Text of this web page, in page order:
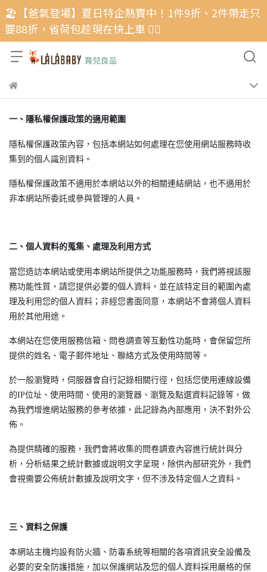
🏖️【爸氣登場】夏日特企熱賣中！1件9折、2件帶走只
要88折，省荷包趁現在快上車 🏃‍♂️
一、隱私權保護政策的適用範圍
隱私權保護政策內容，包括本網站如何處理在您使用網站服務時收
集到的個人識別資料。
隱私權保護政策不適用於本網站以外的相關連結網站，也不適用於
非本網站所委託或參與管理的人員。
二、個人資料的蒐集、處理及利用方式
當您造訪本網站或使用本網站所提供之功能服務時，我們將視該服
務功能性質，請您提供必要的個人資料，並在該特定目的範圍內處
理及利用您的個人資料；非經您書面同意，本網站不會將個人資料
用於其他用途。
本網站在您使用服務信箱、問卷調查等互動性功能時，會保留您所
提供的姓名、電子郵件地址、聯絡方式及使用時間等。
於一般瀏覽時，伺服器會自行記錄相關行徑，包括您使用連線設備
的IP位址、使用時間、使用的瀏覽器、瀏覽及點選資料記錄等，做
為我們增進網站服務的參考依據，此記錄為內部應用，決不對外公
佈。
為提供精確的服務，我們會將收集的問卷調查內容進行統計與分
析，分析結果之統計數據或說明文字呈現，除供內部研究外，我們
會視需要公佈統計數據及說明文字，但不涉及特定個人之資料。
三、資料之保護
本網站主機均設有防火牆、防毒系統等相關的各項資訊安全設備及
必要的安全防護措施，加以保護網站及您的個人資料採用嚴格的保